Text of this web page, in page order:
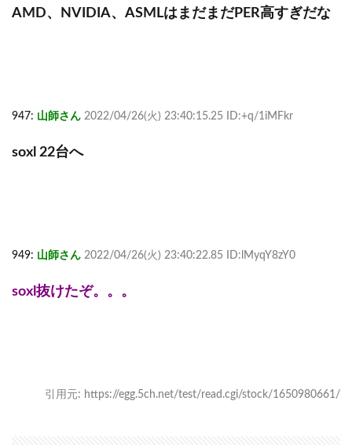
AMD、NVIDIA、ASMLはまだまだPER高すぎだな
947: 山師さん 2022/04/26(火) 23:40:15.25 ID:+q/1iMFkr
soxl 22台へ
949: 山師さん 2022/04/26(火) 23:40:22.85 ID:lMyqY8zY0
soxl抜けたぞ。。。
引用元: https://egg.5ch.net/test/read.cgi/stock/1650980661/